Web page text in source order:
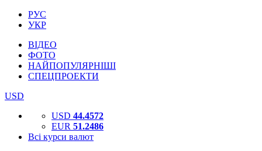
РУС
УКР
ВІДЕО
ФОТО
НАЙПОПУЛЯРНІШІ
СПЕЦПРОЕКТИ
USD
USD 44.4572
EUR 51.2486
Всі курси валют